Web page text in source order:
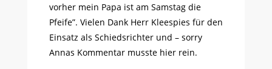
vorher mein Papa ist am Samstag die
Pfeife”. Vielen Dank Herr Kleespies für den
Einsatz als Schiedsrichter und – sorry
Annas Kommentar musste hier rein.